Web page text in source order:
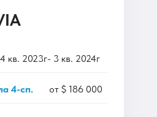
4 кв. 2023г- 3 кв. 2024г
4-сп. от $ 186 000